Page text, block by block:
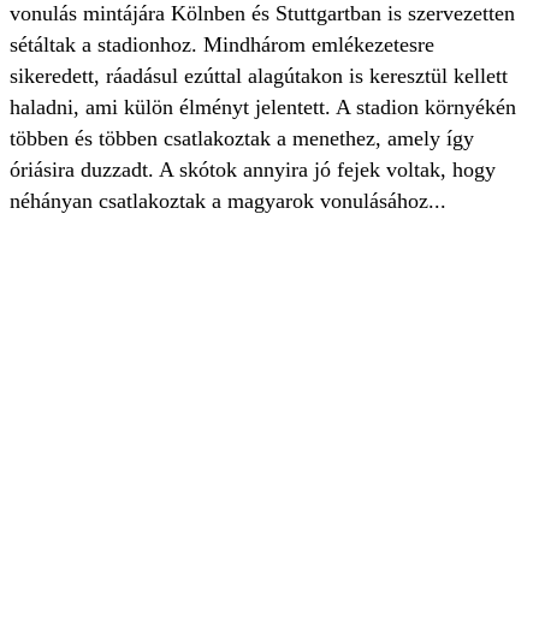
vonulás mintájára Kölnben és Stuttgartban is szervezetten
sétáltak a stadionhoz. Mindhárom emlékezetesre
sikeredett, ráadásul ezúttal alagútakon is keresztül kellett
haladni, ami külön élményt jelentett. A stadion környékén
többen és többen csatlakoztak a menethez, amely így
óriásira duzzadt. A skótok annyira jó fejek voltak, hogy
néhányan csatlakoztak a magyarok vonulásához...